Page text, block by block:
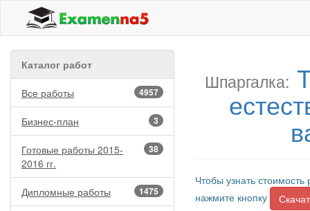
Каталог работ
4957
Все работы
3
Бизнес-план
38
Готовые работы 2015-
2016 гг.
1475
Дипломные работы
Шпаргалка:
Чтобы узнать
нажмите кнопку